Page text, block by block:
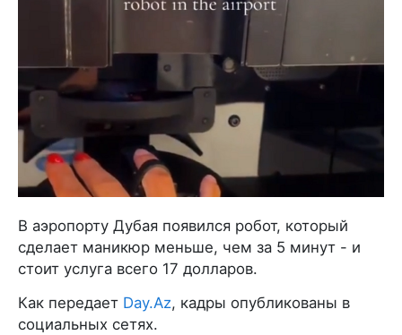
В аэропорту Дубая появился робот, который
сделает маникюр меньше, чем за 5 минут - и
стоит услуга всего 17 долларов.
Как передает Day.Az, кадры опубликованы в
социальных сетях.